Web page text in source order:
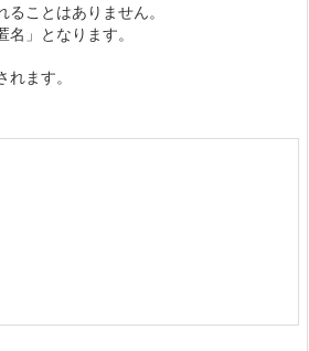
ことはありません。
」となります。
ます。